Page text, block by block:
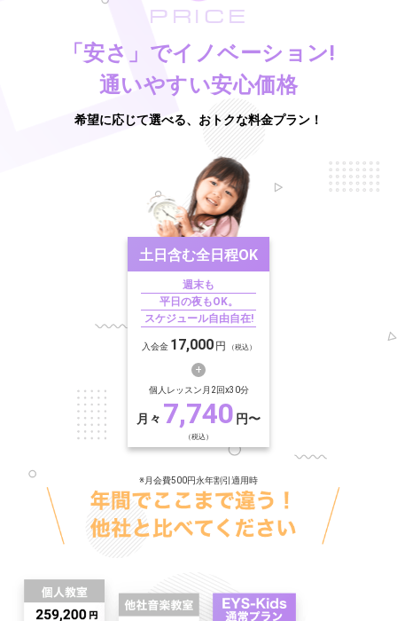
PRICE
「安さ」でイノベーション!
通いやすい安心価格
希望に応じて選べる、おトクな料金プラン！
土日含む全日程OK
週末も
平日の夜もOK。
スケジュール自由自在!
入会金 17,000 円 （税込）
個人レッスン月2回x30分
月々 7,740 円〜
（税込）
※月会費500円永年割引適用時